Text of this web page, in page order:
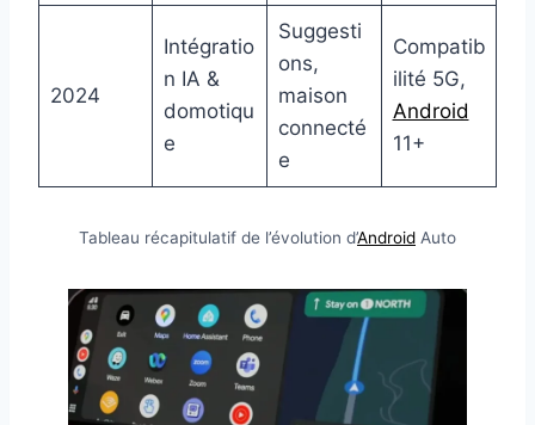
2024
Intégratio
n IA &
domotiqu
e
Suggesti
ons,
maison
connecté
e
Compatib
ilité 5G,
Android
11+
Tableau récapitulatif de l’évolution d’Android Auto